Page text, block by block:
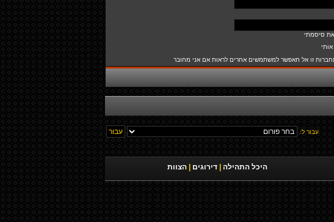
סיסמתי
אותי
זו אל תאפשר למשתמשים אחרים לראות אם אני מחובר
עבור ל:
היכל התהילה דירוגים הצוות